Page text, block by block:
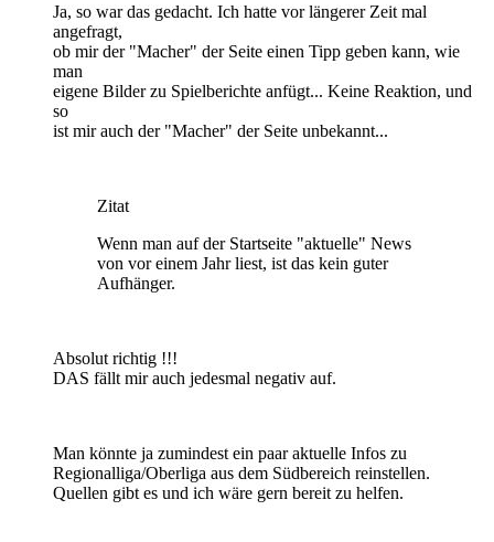
Ja, so war das gedacht. Ich hatte vor längerer Zeit mal
angefragt,
ob mir der "Macher" der Seite einen Tipp geben kann, wie
man
eigene Bilder zu Spielberichte anfügt... Keine Reaktion, und
so
ist mir auch der "Macher" der Seite unbekannt...
Zitat
Wenn man auf der Startseite "aktuelle" News
von vor einem Jahr liest, ist das kein guter
Aufhänger.
Absolut richtig !!!
DAS fällt mir auch jedesmal negativ auf.
Man könnte ja zumindest ein paar aktuelle Infos zu
Regionalliga/Oberliga aus dem Südbereich reinstellen.
Quellen gibt es und ich wäre gern bereit zu helfen.